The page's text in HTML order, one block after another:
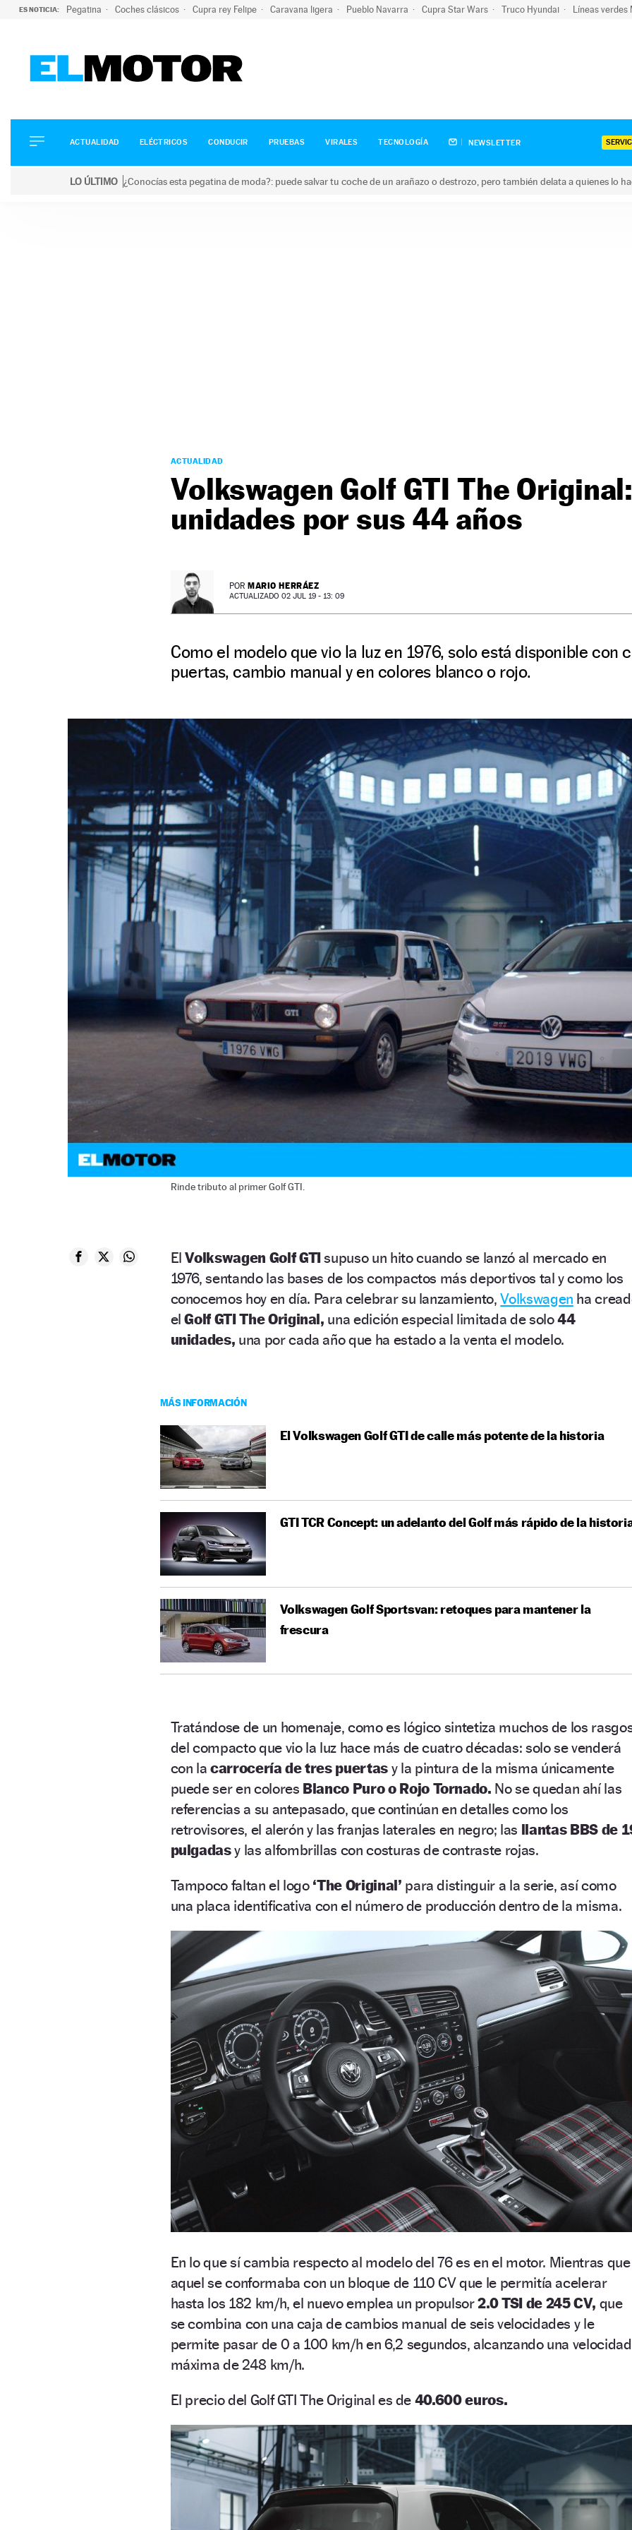
ES NOTICIA: Pegatina Coches clásicos Cupra rey Felipe Caravana ligera Pueblo Navarra Cupra Star Wars Truco Hyundai Líneas verdes
ELÉCTRICOS
CONDUCIR
ACTUALIDAD ELÉCTRICOS CONDUCIR PRUEBAS VIRALES TECNOLOGÍA NEWSLETTER
LO ÚLTIMO ¿Conocías esta pegatina de moda?: puede salvar tu coche de un arañazo o destrozo, pero también delata a quienes lo
ACTUALIDAD
Volkswagen Golf GTI The
unidades por sus 44 años
POR MARIO HERRÁEZ
ACTUALIZADO 02 JUL 19 - 13: 09
Como el modelo que vio la luz en 1976, solo está disponible con
puertas, cambio manual y en colores blanco o rojo.
Rinde tributo al primer Golf GTI.
ElVolkswagen Golf GTIsupuso un hito cuando se lanzó al mercado en
1976, sentando las bases de los compactos más deportivos tal y como los
conocemos hoy en día. Para celebrar su lanzamiento,Volkswagen ha
elGolf GTI The Original, una edición especial limitada de solo44
unidades, una por cada año que ha estado a la venta el modelo.
MÁS INFORMACIÓN
El Volkswagen Golf GTI de calle más potente de la historia
GTI TCR Concept: un adelanto del Golf más rápido de la
Volkswagen Golf Sportsvan: retoques para mantener la
frescura
Tratándose de un homenaje, como es lógico sintetiza muchos de los
del compacto que vio la luz hace más de cuatro décadas: solo se venderá
con lacarrocería de tres puertasy la pintura de la misma únicamente
puede ser en colores Blanco Puro o Rojo Tornado. No se quedan ahí las
referencias a su antepasado, que continúan en detalles como los
retrovisores, el alerón y las franjas laterales en negro; las llantas BBS de
pulgadasy las alfombrillas con costuras de contraste rojas.
Tampoco faltan el logo‘The Original’ para distinguir a la serie, así como
una placa identificativa con el número de producción dentro de la misma.
En lo que sí cambia respecto al modelo del 76 es en el motor. Mientras que
aquel se conformaba con un bloque de 110 CV que le permitía acelerar
hasta los 182 km/h, el nuevo emplea un propulsor2.0 TSI de 245 CV, que
se combina con una caja de cambios manual de seis velocidades y le
permite pasar de 0 a 100 km/h en 6,2 segundos, alcanzando una velocidad
máxima de 248 km/h.
El precio del Golf GTI The Original es de 40.600 euros.